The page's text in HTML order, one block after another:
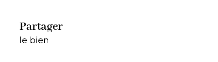
partager
le bien